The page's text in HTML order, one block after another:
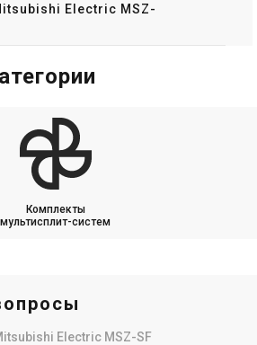
Electric MSZ-
Комплекты
мультисплит-систем
Electric MSZ-SF